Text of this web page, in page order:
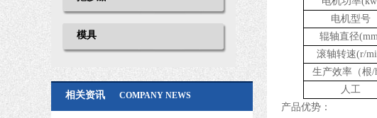
模具
相关资讯 COMPANY NEWS
电机型号
辊轴直径
滚轴转速(r/
生产效率（根/
人工
产品优势：